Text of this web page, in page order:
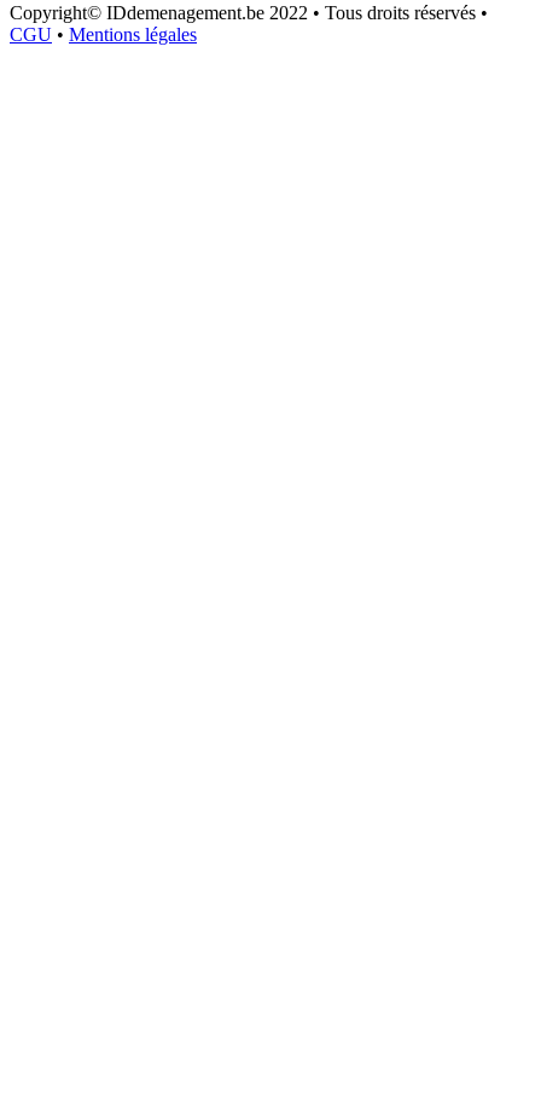
Copyright© IDdemenagement.be 2022 • Tous droits réservés •
CGU • Mentions légales